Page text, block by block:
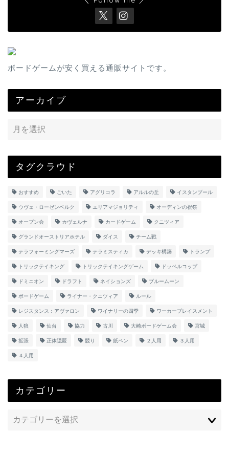
ボードゲームが安く買える通販サイトです。
アーカイブ
タグクラウド
おすすめ ごいた アグリコラ アルルの丘 イスタンブール
ウヴェ・ローゼンベルク エリアマジョリティ オーディンの祝祭
オープン会 カヴェルナ カードゲーム クニツィア
グランドオーストリアホテル ダイス チーム戦
テラフォーミングマーズ テラミスティカ デッキ構築 トランプ
トリックテイキング トリックテイキングゲーム ドッペルコップ
ドミニオン ドラフト ネイションズ ブルームーン
ボードゲーム ライナー・クニツィア ルール
レジスタンス：アヴァロン ワイナリーの四季 ワーカープレイスメント
人狼 仙台 協力 古川 大崎ボードゲーム会 宮城
拡張 正体隠匿 競り 紙ペン ２人用 ３人用
４人用
カテゴリー